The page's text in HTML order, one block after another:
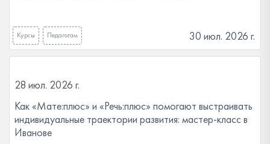
Курсы Педагогам 30 июл. 2026 г.
28 июл. 2026 г.
Как «Мате:плюс» и «Речь:плюс» помогают выстраивать
индивидуальные траектории развития: мастер-класс в
Иванове